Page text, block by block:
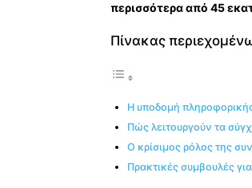
περισσότερα από 45
Πίνακας
Η υποδομή
Πώς λειτουργούν τα
Ο κρίσιμος ρόλος της
Πρακτικές συμβουλές